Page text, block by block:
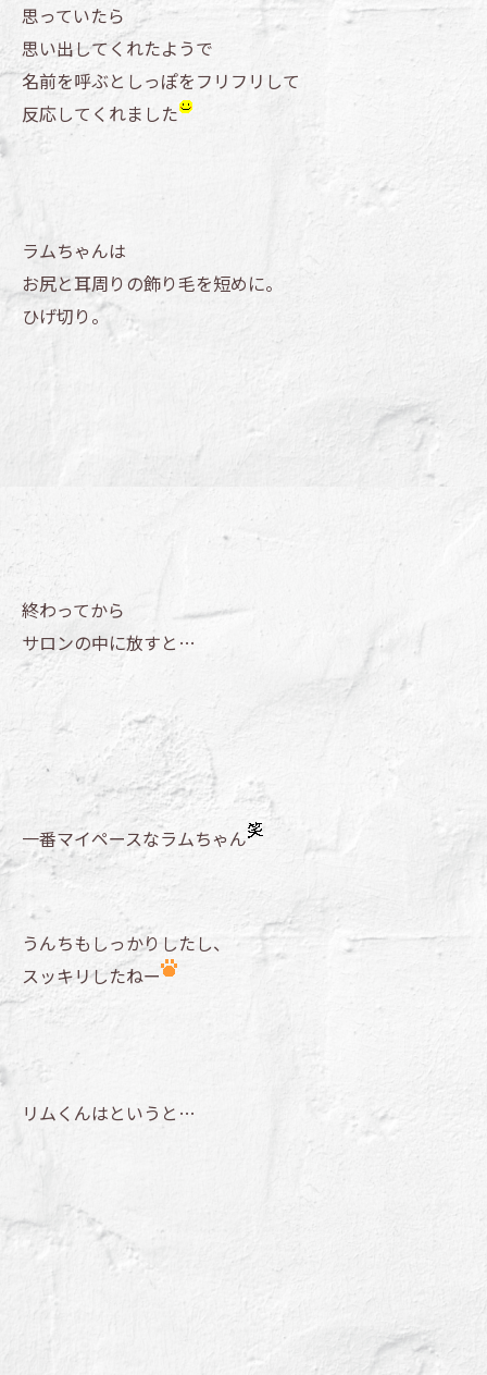
思っていたら
思い出してくれたようで
名前を呼ぶとしっぽをフリフリして
反応してくれました
ラムちゃんは
お尻と耳周りの飾り毛を短めに。
ひげ切り。
終わってから
サロンの中に放すと…
一番マイペースなラムちゃん
うんちもしっかりしたし、
スッキリしたねー
リムくんはというと…